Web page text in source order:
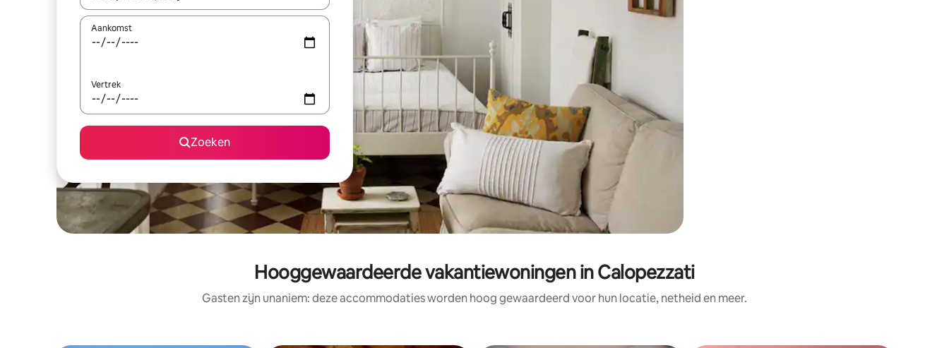
Aankomst
Vertrek
Zoeken
Hooggewaardeerde vakantiewoningen in Calopezzati
Gasten zijn unaniem: deze accommodaties worden hoog gewaardeerd voor hun locatie, netheid en meer.